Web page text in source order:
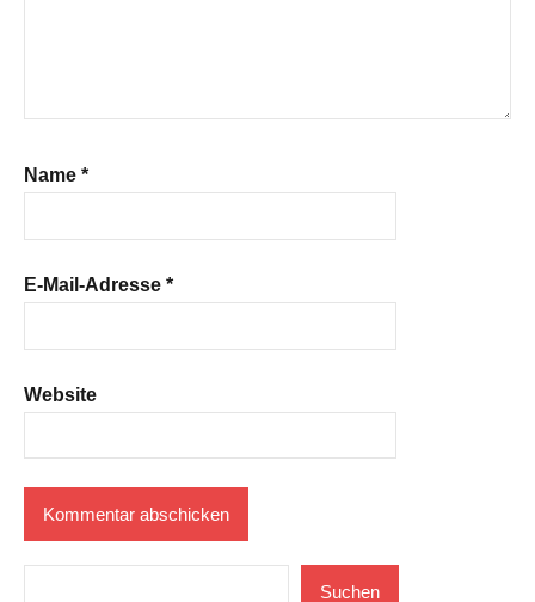
Name *
E-Mail-Adresse *
Website
Suchen